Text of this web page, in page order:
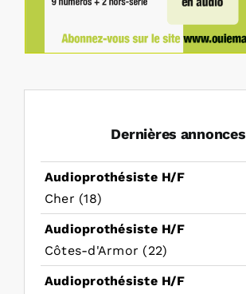
Dernières annonces
Audioprothésiste H/F
Cher (18)
Audioprothésiste H/F
Côtes-d'Armor (22)
Audioprothésiste H/F